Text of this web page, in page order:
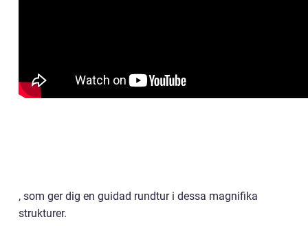
, som ger dig en guidad rundtur i dessa magnifika
strukturer.